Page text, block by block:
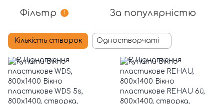
Фільтр 1 За популярністю
Кількість створок Одностворчаті